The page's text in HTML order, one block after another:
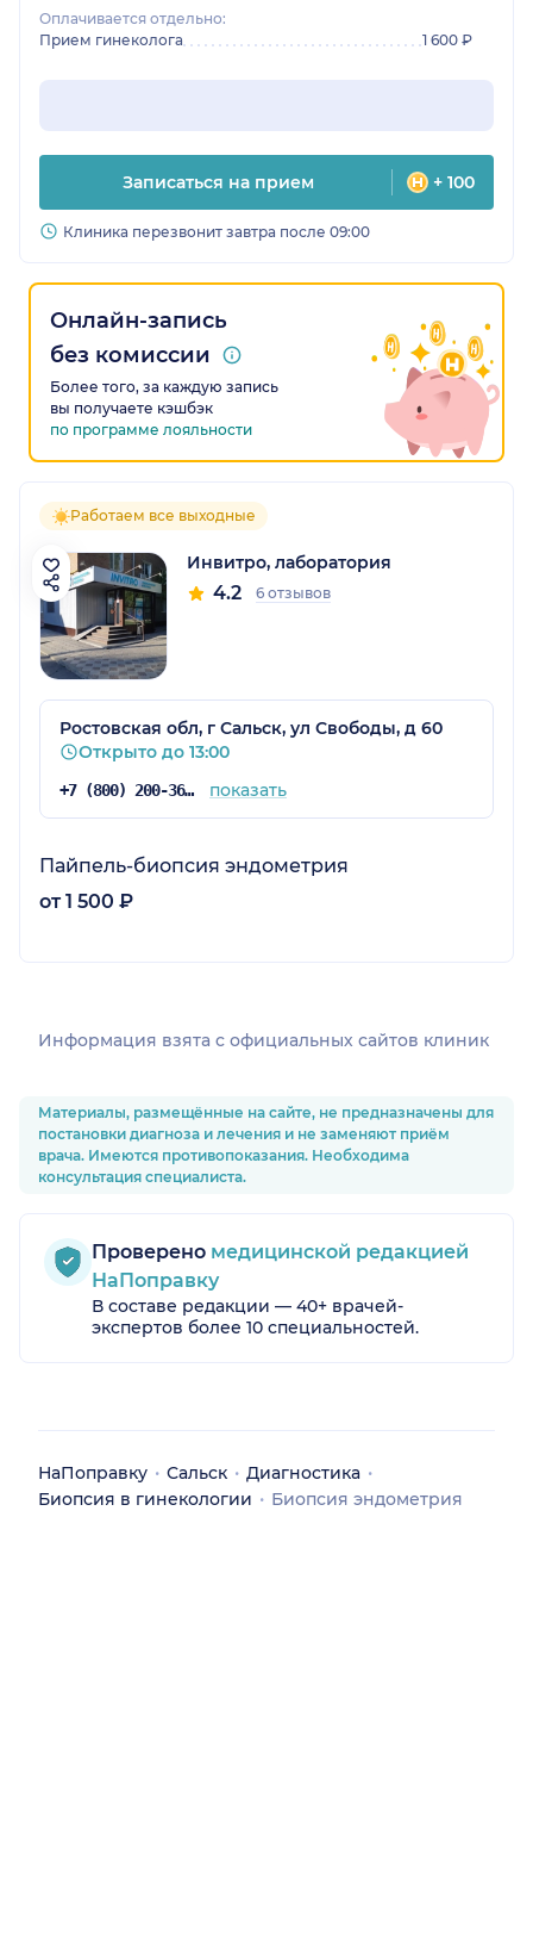
Оплачивается отдельно:
Прием гинеколога
1 600 ₽
Записаться на прием + 100
Клиника перезвонит завтра после 09:00
Онлайн-запись
без комиссии
Более того, за каждую запись
вы получаете кэшбэк
по программе лояльности
Работаем все выходные
Инвитро, лаборатория
4.2 6 отзывов
Ростовская обл, г Сальск, ул Свободы, д 60
Открыто до 13:00
+7 (800) 200-36-30 показать
Пайпель-биопсия эндометрия
от 1 500 ₽
Информация взята c официальных сайтов клиник
Материалы, размещённые на сайте, не предназначены для
постановки диагноза и лечения и не заменяют приём
врача. Имеются противопоказания. Необходима
консультация специалиста.
Проверено медицинской редакцией
НаПоправку
В составе редакции — 40+ врачей-
экспертов более 10 специальностей.
НаПоправку Сальск
Диагностика
Биопсия в гинекологии
Биопсия эндометрия